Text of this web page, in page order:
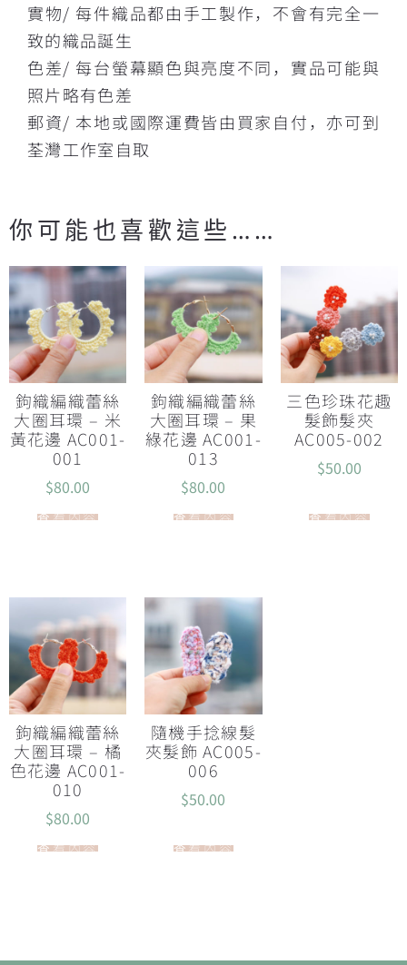
實物/ 每件織品都由手工製作，不會有完全一
致的織品誕生
色差/ 每台螢幕顯色與亮度不同，實品可能與
照片略有色差
郵資/ 本地或國際運費皆由買家自付，亦可到
荃灣工作室自取
你可能也喜歡這些……
鉤織編織蕾絲
大圈耳環 – 米
黃花邊 AC001-
001
$80.00
查看內容
鉤織編織蕾絲
大圈耳環 – 果
綠花邊 AC001-
013
$80.00
查看內容
三色珍珠花趣
髮飾髮夾
AC005-002
$50.00
查看內容
鉤織編織蕾絲
大圈耳環 – 橘
色花邊 AC001-
010
$80.00
查看內容
隨機手捻線髮
夾髮飾 AC005-
006
$50.00
查看內容